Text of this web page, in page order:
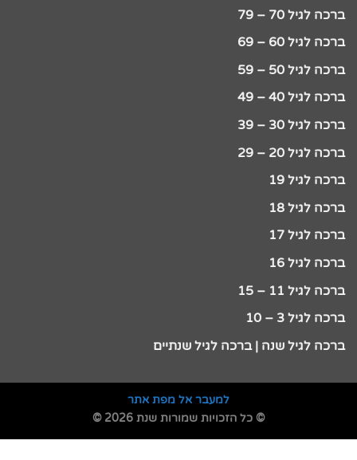
ברכה לגיל 70 – 79
ברכה לגיל 60 – 69
ברכה לגיל 50 – 59
ברכה לגיל 40 – 49
ברכה לגיל 30 – 39
ברכה לגיל 20 – 29
ברכה לגיל 19
ברכה לגיל 18
ברכה לגיל 17
ברכה לגיל 16
ברכה לגיל 11 – 15
ברכה לגיל 3 – 10
ברכה לגיל שנה | ברכה לגיל שנתיים
למעבר אל מפת אתר
© כל הזכויות שמורות שנת 2026 ©